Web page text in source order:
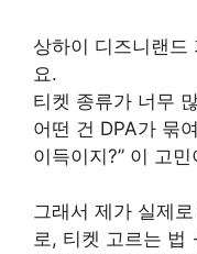
상하이 디즈니랜드
요.
티켓 종류가 너무
어떤 건 DPA가 묶
이득이지?” 이 고
그래서 제가 실제
로, 티켓 고르는